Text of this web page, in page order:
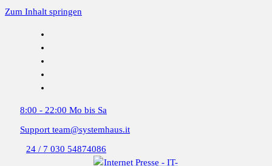
Zum Inhalt springen
8:00 - 22:00 Mo bis Sa
Support team@systemhaus.it
24 / 7 030 54874086